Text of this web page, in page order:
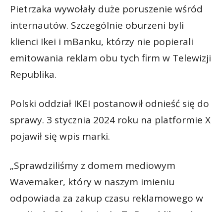
Pietrzaka wywołały duże poruszenie wśród
internautów. Szczególnie oburzeni byli
klienci Ikei i mBanku, którzy nie popierali
emitowania reklam obu tych firm w Telewizji
Republika.
Polski oddział IKEI postanowił odnieść się do
sprawy. 3 stycznia 2024 roku na platformie X
pojawił się wpis marki.
„Sprawdziliśmy z domem mediowym
Wavemaker, który w naszym imieniu
odpowiada za zakup czasu reklamowego w